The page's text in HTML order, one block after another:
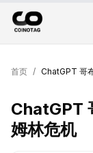
首页 /
ChatGPT
姆林危机